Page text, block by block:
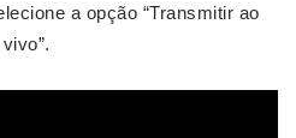
a opção “Transmitir ao
vivo”.